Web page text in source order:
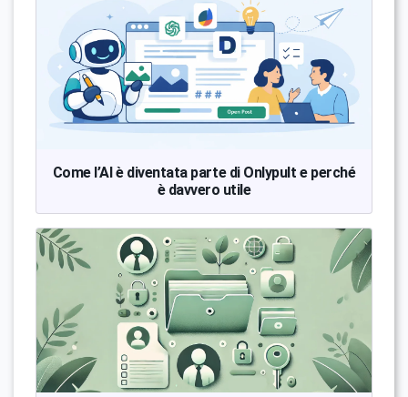
Come l’AI è diventata parte di Onlypult e perché
è davvero utile